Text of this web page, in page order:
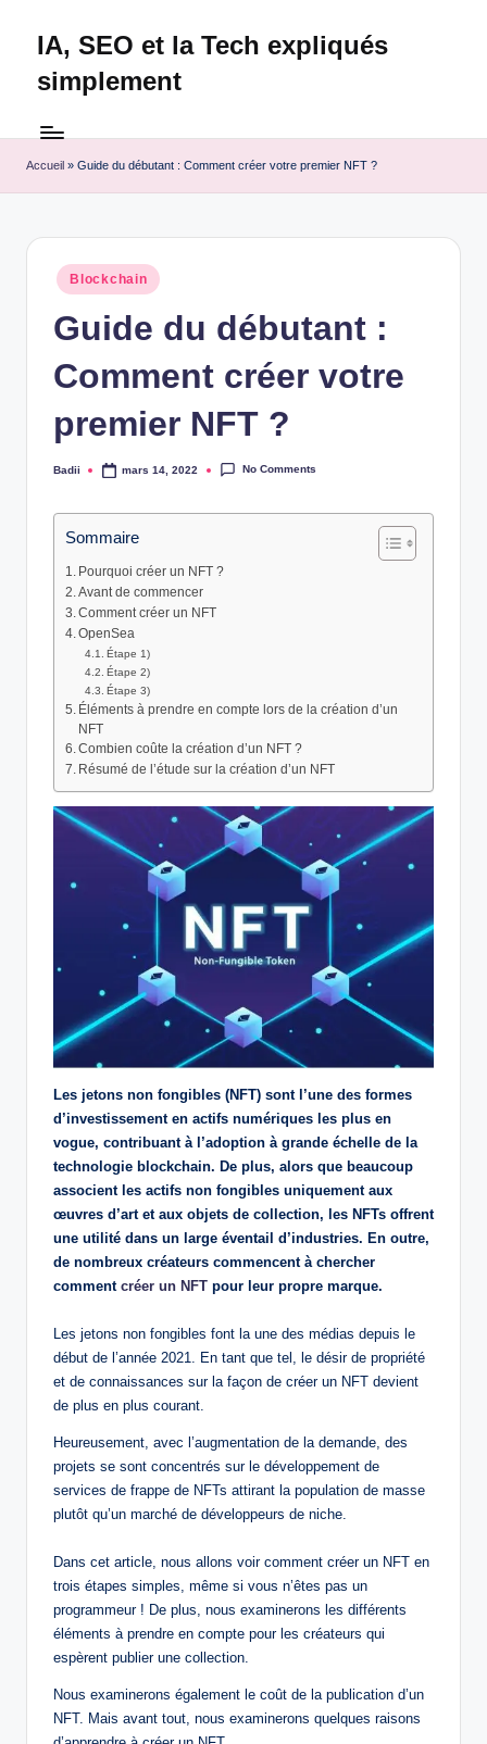
IA, SEO et la Tech expliqués
simplement
est
votre
destination
pour
l'actualité
tech.
Découvrez
des
tests
experts,
les
dernières
innovations
Accueil » Guide du débutant : Comment créer votre premier NFT ?
Posted
in
Blockchain
Guide du débutant :
Comment créer votre
premier NFT ?
Posted
Badii mars 14, 2022 No Comments
Sommaire
Pourquoi créer un NFT ?
Avant de commencer
Comment créer un NFT
OpenSea
Étape 1)
Étape 2)
Étape 3)
Éléments à prendre en compte lors de la création d’un
NFT
Combien coûte la création d’un NFT ?
Résumé de l’étude sur la création d’un NFT
Les jetons non fongibles (NFT) sont l’une des formes
d’investissement en actifs numériques les plus en
vogue, contribuant à l’adoption à grande échelle de la
technologie blockchain. De plus, alors que beaucoup
associent les actifs non fongibles uniquement aux
œuvres d’art et aux objets de collection, les NFTs offrent
une utilité dans un large éventail d’industries. En outre,
de nombreux créateurs commencent à chercher
comment créer un NFT pour leur propre marque.
Les jetons non fongibles font la une des médias depuis le
début de l’année 2021. En tant que tel, le désir de propriété
et de connaissances sur la façon de créer un NFT devient
de plus en plus courant.
Heureusement, avec l’augmentation de la demande, des
projets se sont concentrés sur le développement de
services de frappe de NFTs attirant la population de masse
plutôt qu’un marché de développeurs de niche.
Dans cet article, nous allons voir comment créer un NFT en
trois étapes simples, même si vous n’êtes pas un
programmeur ! De plus, nous examinerons les différents
éléments à prendre en compte pour les créateurs qui
espèrent publier une collection.
Nous examinerons également le coût de la publication d’un
NFT. Mais avant tout, nous examinerons quelques raisons